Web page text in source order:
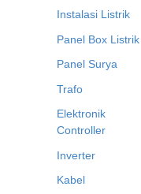
Instalasi Listrik
Panel Box Listrik
Panel Surya
Trafo
Elektronik
Controller
Inverter
Kabel